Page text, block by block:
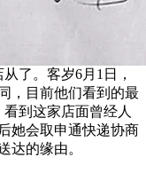
了。客岁6月1日，
，目前他们看到的最
到这家店面曾经人
她会取申通快递协商
达的缘由。